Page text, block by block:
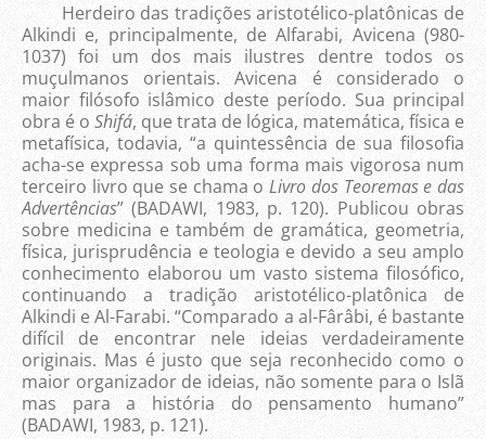
Herdeiro das tradições aristotélico-platônicas de
Alkindi e, principalmente, de Alfarabi, Avicena (980-
1037) foi um dos mais ilustres dentre todos os
muçulmanos orientais. Avicena é considerado o
maior filósofo islâmico deste período. Sua principal
obra é o Shifá, que trata de lógica, matemática, física e
metafísica, todavia, “a quintessência de sua filosofia
acha-se expressa sob uma forma mais vigorosa num
terceiro livro que se chama oLivro dos Teoremas e das
Advertências” (BADAWI, 1983, p. 120). Publicou obras
sobre medicina e também de gramática, geometria,
física, jurisprudência e teologia e devido a seu amplo
conhecimento elaborou um vasto sistema filosófico,
continuando a tradição aristotélico-platônica de
Alkindi e Al-Farabi. “Comparado a al-Fârâbi, é bastante
difícil de encontrar nele ideias verdadeiramente
originais. Mas é justo que seja reconhecido como o
maior organizador de ideias, não somente para o Islã
mas para a história do pensamento humano”
(BADAWI, 1983, p. 121).